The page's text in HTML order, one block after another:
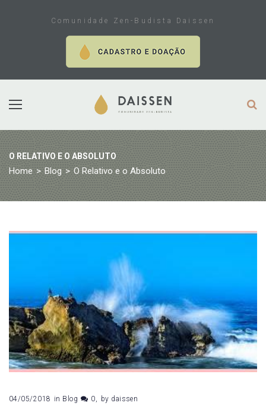
Comunidade Zen-Budista Daissen
O RELATIVO E O ABSOLUTO
Home > Blog > O Relativo e o Absoluto
04/05/2018 in Blog 0 by daissen